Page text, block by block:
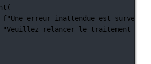
(
f"Une erreur inattendue est
"Veuillez relancer le traitement